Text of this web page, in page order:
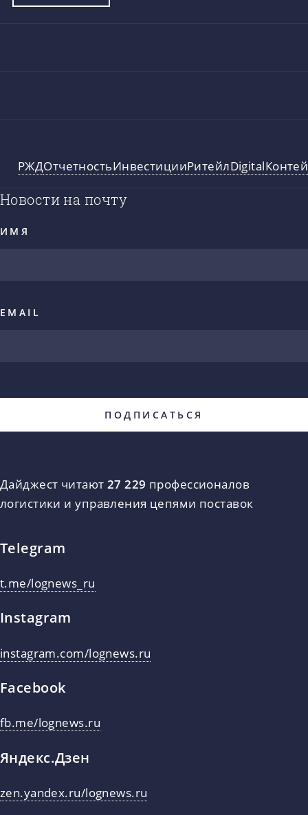
РЖДОтчетностьИнвестицииРитейлDigital
Новости на почту
ИМЯ
EMAIL
Дайджест читают 27 229 профессионалов
логистики и управления цепями поставок
Telegram
t.me/lognews_ru
Instagram
instagram.com/lognews.ru
Facebook
fb.me/lognews.ru
Яндекс.Дзен
zen.yandex.ru/lognews.ru